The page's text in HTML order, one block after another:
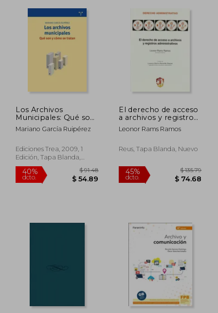
Los Archivos
Municipales: Qué son
y Cómo se Tratan
(Biblioteconomía y
Cultural)
Mariano García Ruipérez
Ediciones Trea, 2009, 1
Edición, Tapa Blanda,
Nuevo
El derecho de acceso
a archivos y registros
administrativos
(Derecho
Leonor Rams Ramos
Reus, Tapa Blanda, Nuevo